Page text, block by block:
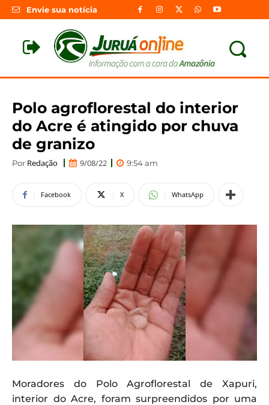
Envie sua notícia
Polo agroflorestal do interior
do Acre é atingido por chuva
de granizo
Por Redação 9/08/22 9:54 am
Facebook X WhatsApp
Moradores do Polo Agroflorestal de Xapuri,
interior do Acre, foram surpreendidos por uma